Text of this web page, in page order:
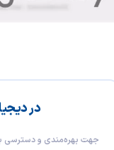
در
جهت بهره‌مندی و دسترسی